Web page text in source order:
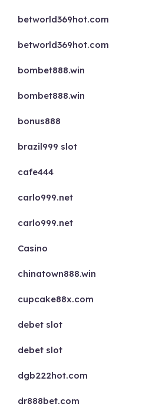
betworld369hot.com
betworld369hot.com
bombet888.win
bombet888.win
bonus888
brazil999 slot
cafe444
carlo999.net
carlo999.net
Casino
chinatown888.win
cupcake88x.com
debet slot
debet slot
dgb222hot.com
dr888bet.com